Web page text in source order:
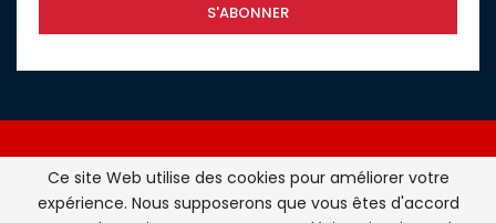
Atlasinfo.fr : l'essentiel de l'actualité de la France et du
Ce site Web utilise des cookies pour améliorer votre
expérience. Nous supposerons que vous êtes d'accord